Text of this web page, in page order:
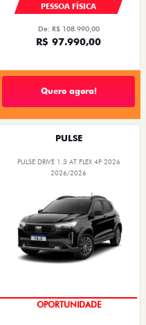
PESSOA FÍSICA
De: R$ 108.990,00
R$ 97.990,00
Quero agora!
PULSE
PULSE DRIVE 1.3 AT FLEX 4P 2026
2026/2026
OPORTUNIDADE